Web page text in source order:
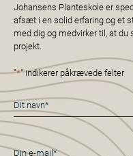
Johansens Planteskole er
afsæt i en solid erfaring og et
med dig og medvirker til, at
projekt.
"*" indikerer påkrævede felter
Navn
*
E-